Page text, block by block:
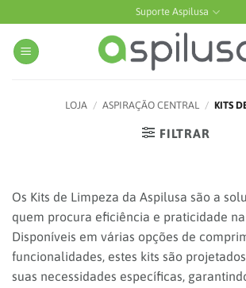
to
content
Suporte Aspilusa
LOJA / ASPIRAÇÃO CENTRAL / KITS
FILTRAR
Os Kits de Limpeza da Aspilusa são a
quem procura eficiência e praticidade
Disponíveis em várias opções de
funcionalidades, estes kits são
suas necessidades específicas,